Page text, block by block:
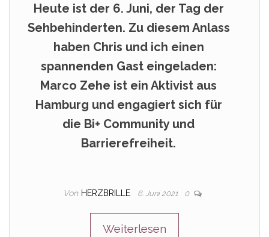
Heute ist der 6. Juni, der Tag der
Sehbehinderten. Zu diesem Anlass
haben Chris und ich einen
spannenden Gast eingeladen:
Marco Zehe ist ein Aktivist aus
Hamburg und engagiert sich für
die Bi+ Community und
Barrierefreiheit.
Von HERZBRILLE 6. Juni 2021 0
Weiterlesen